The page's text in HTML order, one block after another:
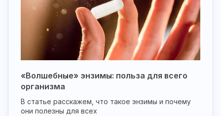
«Волшебные» энзимы: польза для всего
организма
В статье расскажем, что такое энзимы и почему
они полезны для всех